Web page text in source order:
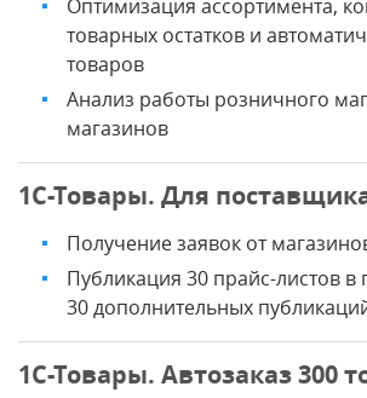
Оптимизация ассортимента,
товарных остатков и
товаров
Анализ работы розничного
магазинов
1С-Товары. Для
Получение заявок от
Публикация 30 прайс-листов в
30 дополнительных
1С-Товары. Автозаказ 300